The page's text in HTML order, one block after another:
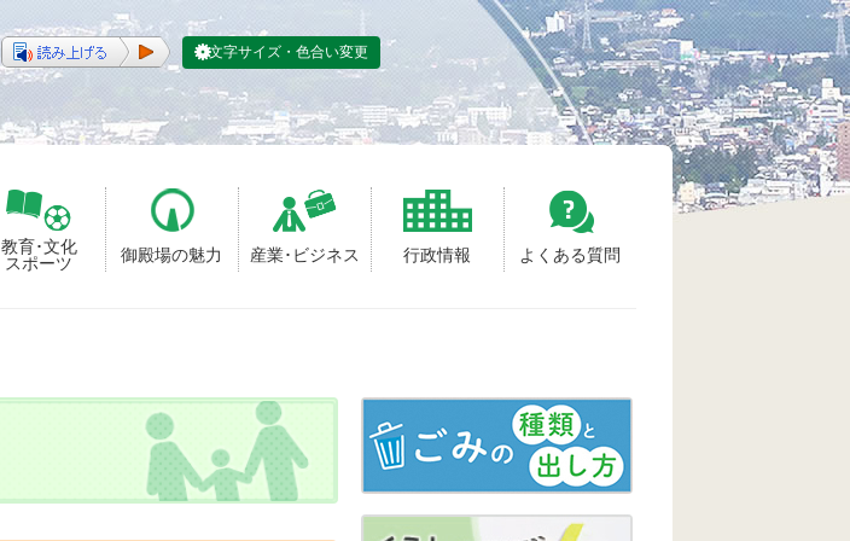
教育･文化
スポーツ
御殿場の魅力 産業･ビジネス 行政情報 よくある質問
文字サイズ・色合い変更